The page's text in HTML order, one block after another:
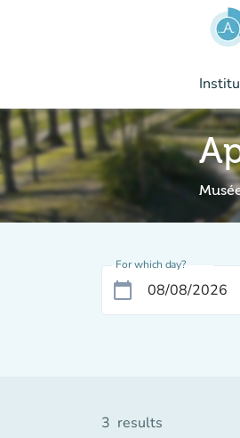
For which day?
calendar_today
3 results